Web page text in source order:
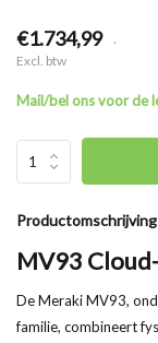
€1.734,99 .
Excl. btw
Mail/bel ons voor de
Productomschrijving
MV93
De Meraki MV93,
familie, combineert